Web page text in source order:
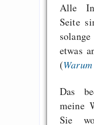
Alle
Seite
etwas
(
Das
meine
Sie